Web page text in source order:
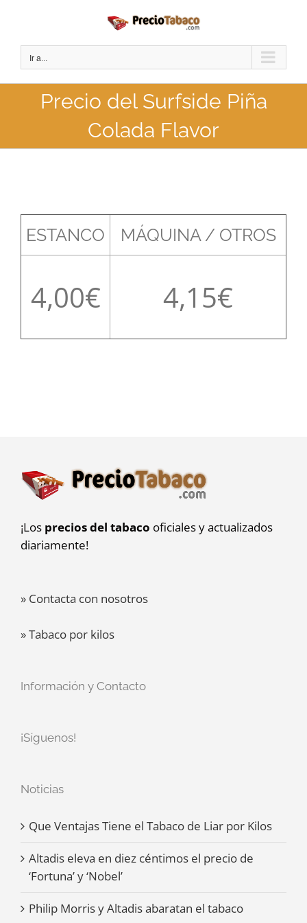
contenido
Ir a...
Precio del Surfside Piña
Colada Flavor
ESTANCO MÁQUINA / OTROS
4,00 4,15
¡Los precios del tabaco oficiales y actualizados
diariamente!
» Contacta con nosotros
» Tabaco por kilos
Información y Contacto
¡Síguenos!
Noticias
Que Ventajas Tiene el Tabaco de Liar por Kilos
Altadis eleva en diez céntimos el precio de
‘Fortuna’ y ‘Nobel’
Philip Morris y Altadis abaratan el tabaco